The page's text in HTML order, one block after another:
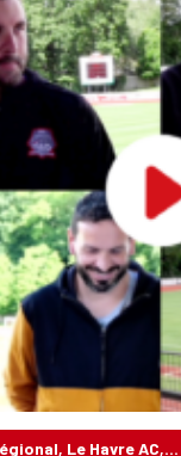
Le Havre AC,...